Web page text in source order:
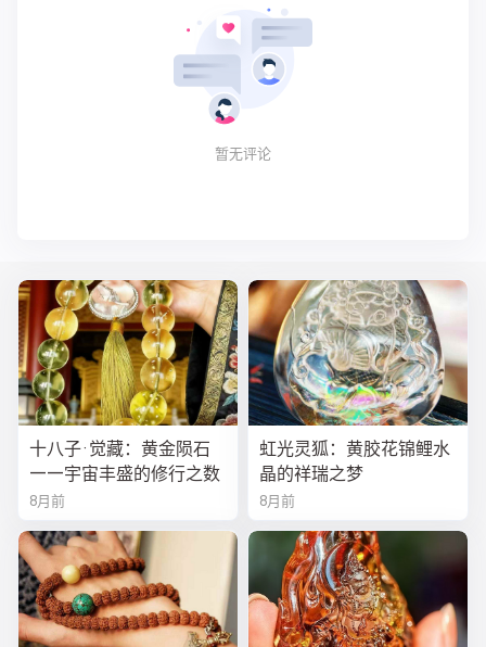
暂无评论
十八子·觉藏：黄金陨石
——宇宙丰盛的修行之数
8月前
虹光灵狐：黄胶花锦鲤水
晶的祥瑞之梦
8月前